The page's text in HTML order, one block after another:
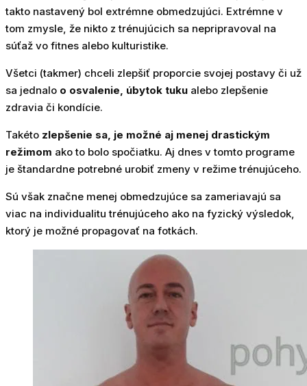
takto nastavený bol extrémne obmedzujúci. Extrémne v
tom zmysle, že nikto z trénujúcich sa nepripravoval na
súťaž vo fitnes alebo kulturistike.
Všetci (takmer) chceli zlepšiť proporcie svojej postavy či už
sa jednalo o osvalenie, úbytok tuku alebo zlepšenie
zdravia či kondície.
Takéto zlepšenie sa, je možné aj menej drastickým
režimom ako to bolo spočiatku. Aj dnes v tomto programe
je štandardne potrebné urobiť zmeny v režime trénujúceho.
Sú však značne menej obmedzujúce sa zameriavajú sa
viac na individualitu trénujúceho ako na fyzický výsledok,
ktorý je možné propagovať na fotkách.